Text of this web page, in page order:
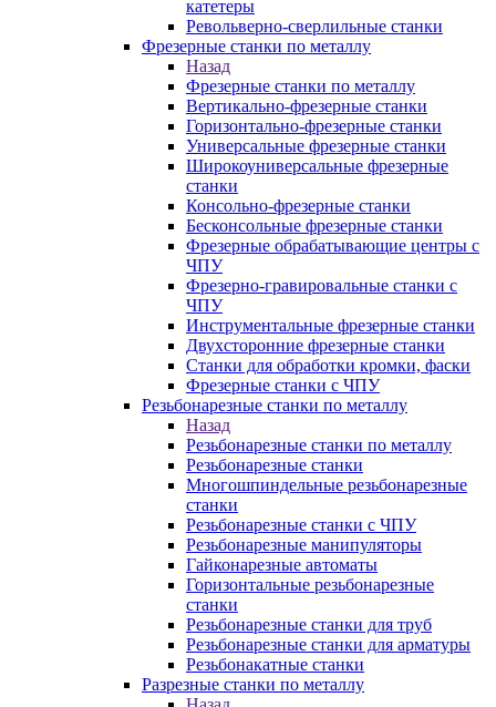
катетеры
Револьверно-сверлильные станки
Фрезерные станки по металлу
Назад
Фрезерные станки по металлу
Вертикально-фрезерные станки
Горизонтально-фрезерные станки
Универсальные фрезерные станки
Широкоуниверсальные фрезерные
станки
Консольно-фрезерные станки
Бесконсольные фрезерные станки
Фрезерные обрабатывающие центры с
ЧПУ
Фрезерно-гравировальные станки с
ЧПУ
Инструментальные фрезерные станки
Двухсторонние фрезерные станки
Станки для обработки кромки, фаски
Фрезерные станки с ЧПУ
Резьбонарезные станки по металлу
Назад
Резьбонарезные станки по металлу
Резьбонарезные станки
Многошпиндельные резьбонарезные
станки
Резьбонарезные станки с ЧПУ
Резьбонарезные манипуляторы
Гайконарезные автоматы
Горизонтальные резьбонарезные
станки
Резьбонарезные станки для труб
Резьбонарезные станки для арматуры
Резьбонакатные станки
Разрезные станки по металлу